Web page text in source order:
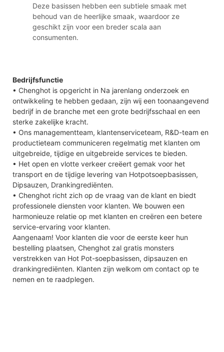
Deze basissen hebben een subtiele smaak met
behoud van de heerlijke smaak, waardoor ze
geschikt zijn voor een breder scala aan
consumenten.
Bedrijfsfunctie
• Chenghot is opgericht in Na jarenlang onderzoek en
ontwikkeling te hebben gedaan, zijn wij een toonaangevend
bedrijf in de branche met een grote bedrijfsschaal en een
sterke zakelijke kracht.
• Ons managementteam, klantenserviceteam, R&D-team en
productieteam communiceren regelmatig met klanten om
uitgebreide, tijdige en uitgebreide services te bieden.
• Het open en vlotte verkeer creëert gemak voor het
transport en de tijdige levering van Hotpotsoepbasissen,
Dipsauzen, Drankingrediënten.
• Chenghot richt zich op de vraag van de klant en biedt
professionele diensten voor klanten. We bouwen een
harmonieuze relatie op met klanten en creëren een betere
service-ervaring voor klanten.
Aangenaam! Voor klanten die voor de eerste keer hun
bestelling plaatsen, Chenghot zal gratis monsters
verstrekken van Hot Pot-soepbasissen, dipsauzen en
drankingrediënten. Klanten zijn welkom om contact op te
nemen en te raadplegen.